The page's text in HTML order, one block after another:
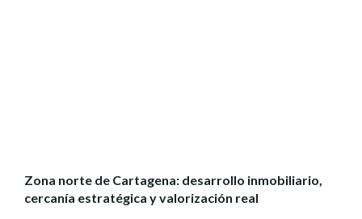
Zona norte de Cartagena: desarrollo inmobiliario,
cercanía estratégica y valorización real